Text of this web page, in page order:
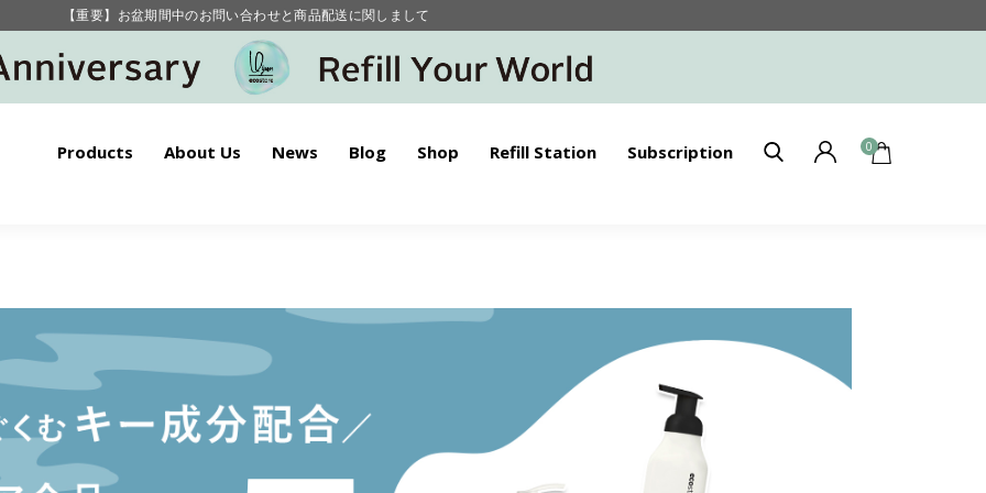
毎月お得にポイントが貯まる！ “月のポイントアップデー”
【重要】お盆期間中のお問い合わせと商品配送に関しまして
毎月お得にポイントが貯まる！ “月のポイントアップデー”
Products About Us News Blog Shop Refill Station Subscription 0